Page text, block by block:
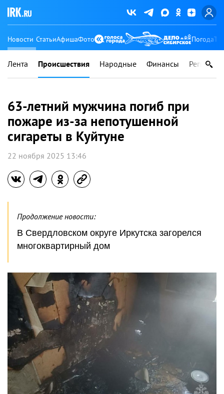
Новости СтатьиАфишаФото Погода
Лента Происшествия Народные Финансы Регионы
63-летний мужчина погиб при
пожаре из-за непотушенной
сигареты в Куйтуне
22 ноября 2025 13:46
Продолжение новости:
В Свердловском округе Иркутска загорелся
многоквартирный дом